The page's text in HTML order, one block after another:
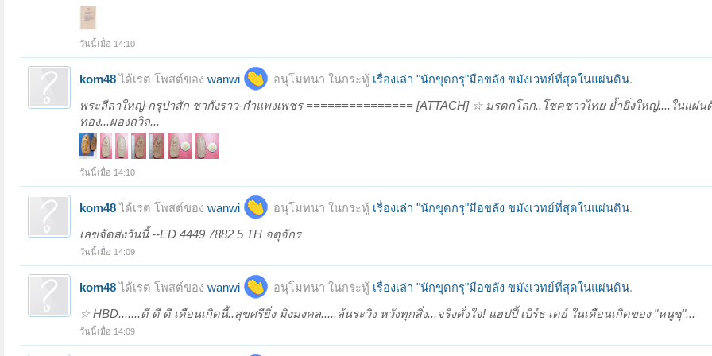
วันนี้เมื่อ 14:10
kom48ได้เรต โพสต์ของ wanwi อนุโมทนา ในกระทู้ เรื่องเล่า "นักขุดกรุ"มือขลัง ขมังเวทย์ที่สุดในแผ่นดิน.
พระลีลาใหญ่-กรุป่าสัก ชากังราว-กำแพงเพชร =============== [ATTACH] ☆ มรดกโลก..โชคชาวไทย ย้ำยิ่งใหญ่....ในแผ่
ทอง...ผองถวิล...
วันนี้เมื่อ 14:10
kom48ได้เรต โพสต์ของ wanwi อนุโมทนา ในกระทู้ เรื่องเล่า "นักขุดกรุ"มือขลัง ขมังเวทย์ที่สุดในแผ่นดิน.
เลขจัดส่งวันนี้ --ED 4449 7882 5 TH จตุจักร
วันนี้เมื่อ 14:09
kom48ได้เรต โพสต์ของ wanwi อนุโมทนา ในกระทู้ เรื่องเล่า "นักขุดกรุ"มือขลัง ขมังเวทย์ที่สุดในแผ่นดิน.
☆ HBD.......ดี ดี ดี เดือนเกิดนี้..สุขศรียิ่ง มิ่งมงคล.....ล้นระวิง หวังทุกสิ่ง...จริงดั่งใจ! แฮปปี้ เบิร์ธ เดย์ ในเดือนเกิดของ "หนูชุ"...
วันนี้เมื่อ 14:09